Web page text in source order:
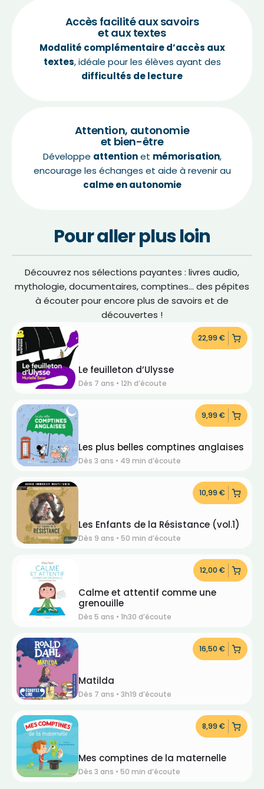
Accès facilité aux savoirs
et aux textes
Modalité complémentaire d’accès aux
textes, idéale pour les élèves ayant des
difficultés de lecture
Attention, autonomie
et bien-être
Développe attentionet mémorisation,
encourage les échanges et aide à revenir au
calme en autonomie
Pour aller plus loin
Découvrez nos sélections payantes : livres audio,
mythologie, documentaires, comptines… des pépites
à écouter pour encore plus de savoirs et de
découvertes !
22,99 €
Le feuilleton d’Ulysse
Dès 7 ans • 12h d’écoute
9,99 €
Les plus belles comptines anglaises
Dès 3 ans • 49 min d’écoute
10,99 €
Les Enfants de la Résistance (vol.1)
Dès 9 ans • 50 min d’écoute
12,00 €
Calme et attentif comme une
grenouille
Dès 5 ans • 1h30 d’écoute
16,50 €
Matilda
Dès 7 ans • 3h19 d’écoute
8,99 €
Mes comptines de la maternelle
Dès 3 ans • 50 min d’écoute